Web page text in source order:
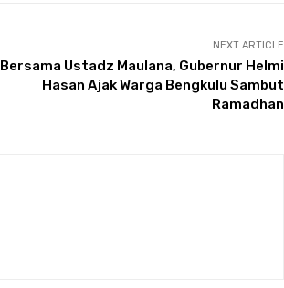
NEXT ARTICLE
Bersama Ustadz Maulana, Gubernur Helmi
Hasan Ajak Warga Bengkulu Sambut
Ramadhan